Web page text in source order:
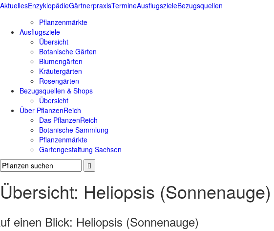
AktuellesEnzyklopädieGärtnerpraxisTermineAusflugszieleBezugsquellen
Pflanzenmärkte
Ausflugsziele
Übersicht
Botanische Gärten
Blumengärten
Kräutergärten
Rosengärten
Bezugsquellen & Shops
Übersicht
Über PflanzenReich
Das PflanzenReich
Botanische Sammlung
Pflanzenmärkte
Gartengestaltung Sachsen
Übersicht: Heliopsis (Sonnenauge)
einen Blick: Heliopsis (Sonnenauge)